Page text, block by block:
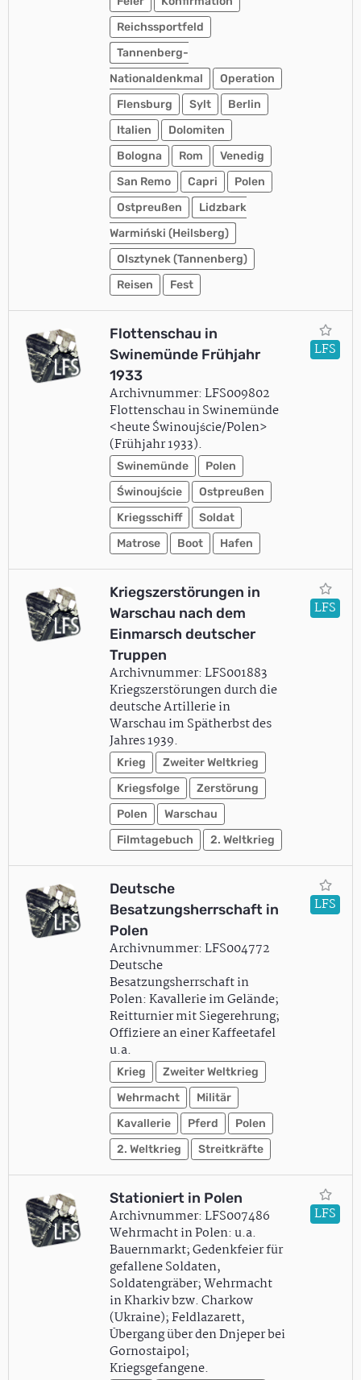
Reichssportfeld
Tannenberg-
Nationaldenkmal
Operation
Flensburg
Sylt
Berlin
Italien
Dolomiten
Bologna
Rom
Venedig
San Remo
Capri
Polen
Ostpreußen
Lidzbark
Warmiński (Heilsberg)
Olsztynek (Tannenberg)
Reisen
Fest
Flottenschau in
Swinemünde Frühjahr
1933
Archivnummer: LFS009802
Flottenschau in Swinemünde
<heute Świnoujście/Polen>
(Frühjahr 1933).
Swinemünde
Polen
Świnoujście
Ostpreußen
Kriegsschiff
Soldat
Matrose
Boot Hafen
LFS
Kriegszerstörungen in
Warschau nach dem
Einmarsch deutscher
Truppen
Archivnummer: LFS001883
Kriegszerstörungen durch die
deutsche Artillerie in
Warschau im Spätherbst des
Jahres 1939.
Krieg
Zweiter Weltkrieg
Kriegsfolge
Zerstörung
Polen
Warschau
Filmtagebuch
2. Weltkrieg
LFS
Deutsche
Besatzungsherrschaft in
Polen
Archivnummer: LFS004772
Deutsche
Besatzungsherrschaft in
Polen: Kavallerie im Gelände;
Reitturnier mit Siegerehrung;
Offiziere an einer Kaffeetafel
u.a.
Krieg
Zweiter Weltkrieg
Wehrmacht
Militär
Kavallerie
Pferd
Polen
2. Weltkrieg
Streitkräfte
LFS
Stationiert in Polen
Archivnummer: LFS007486
Wehrmacht in Polen: u.a.
Bauernmarkt; Gedenkfeier für
gefallene Soldaten,
Soldatengräber; Wehrmacht
in Kharkiv bzw. Charkow
(Ukraine); Feldlazarett,
Übergang über den Dnjeper bei
Gornostaipol;
Kriegsgefangene.
LFS